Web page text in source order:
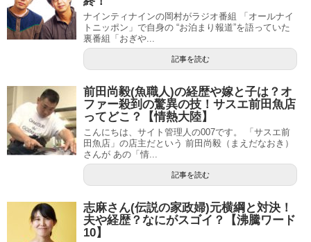
ナインティナインの岡村がラジオ番組 「オールナイ
トニッポン」で自身の “お泊まり報道”を語っていた
裏番組「おぎや...
記事を読む
前田尚毅(魚職人)の経歴や嫁と子は？オ
ファー殺到の驚異の技！サスエ前田魚店
ってどこ？【情熱大陸】
こんにちは、サイト管理人の007です。 「サスエ前
田魚店」の店主だという 前田尚毅（まえだなおき）
さんが あの「情...
記事を読む
志麻さん(伝説の家政婦)元横綱と対決！
夫や経歴？なにがスゴイ？【沸騰ワード
10】